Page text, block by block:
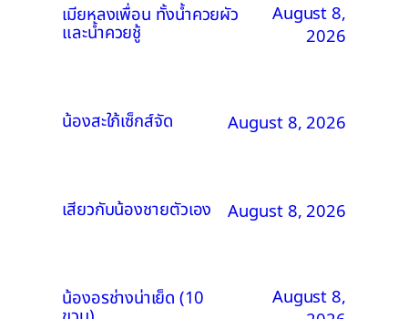
เมียหลงเพื่อน ทั้งน้ำควยผัว
และน้ำควยชู้
August 8,
2026
น้องสะใภ้เซ็กส์จัด August 8, 2026
เสียวกับน้องชายตัวเอง August 8, 2026
น้องอรช่างน่าเย็ด (10
August 8,